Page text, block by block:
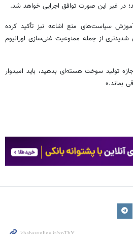
در غیر این صورت توافق اجرایی خواهد شد.
سیاست‌های منع اشاعه نیز تأکید کرده
از جمله ممنوعیت غنی‌سازی اورانیوم
تولید سوخت هسته‌ای بدهید، باید امیدوار
بماند.»